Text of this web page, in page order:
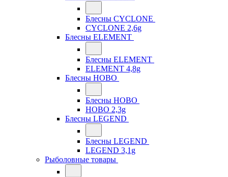
Блесны CYCLONE
CYCLONE 2,6g
Блесны ELEMENT
Блесны ELEMENT
ELEMENT 4,8g
Блесны HOBO
Блесны HOBO
HOBO 2,3g
Блесны LEGEND
Блесны LEGEND
LEGEND 3,1g
Рыболовные товары